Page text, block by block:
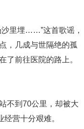
沙里埋……”这首歌谣，
，几成与世隔绝的孤
了前往医院的路上。
不到70公里，却被大
营十分艰难。